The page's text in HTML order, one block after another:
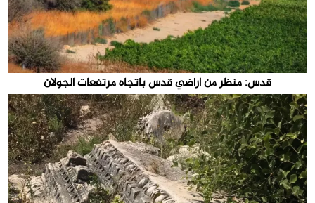
قدس: منظر من اراضي قدس باتجاه مرتفعات الجولان